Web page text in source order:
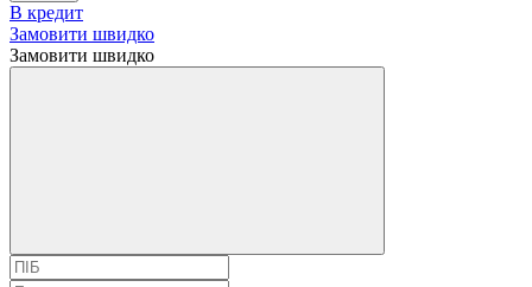
В кредит
Замовити швидко
Замовити швидко